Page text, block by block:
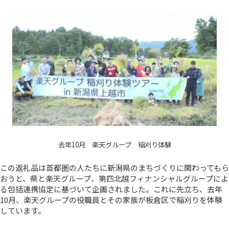
去年10月 楽天グループ 稲刈り体験
この返礼品は首都圏の人たちに新潟県のまちづくりに関わってもら
おうと、県と楽天グループ、第四北越フィナンシャルグループによ
る包括連携協定に基づいて企画されました。これに先立ち、去年
10月、楽天グループの役職員とその家族が板倉区で稲刈りを体験
しています。